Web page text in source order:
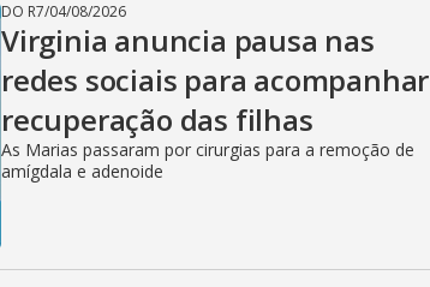
DO R7/04/08/2026
Virginia anuncia pausa nas
redes sociais para acompanhar
recuperação das filhas
As Marias passaram por cirurgias para a remoção de
amígdala e adenoide